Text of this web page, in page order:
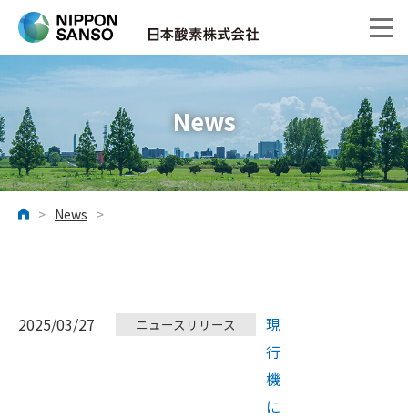
News
ホーム
> News >
2025/03/27 ニュースリリース
現
行
機
に